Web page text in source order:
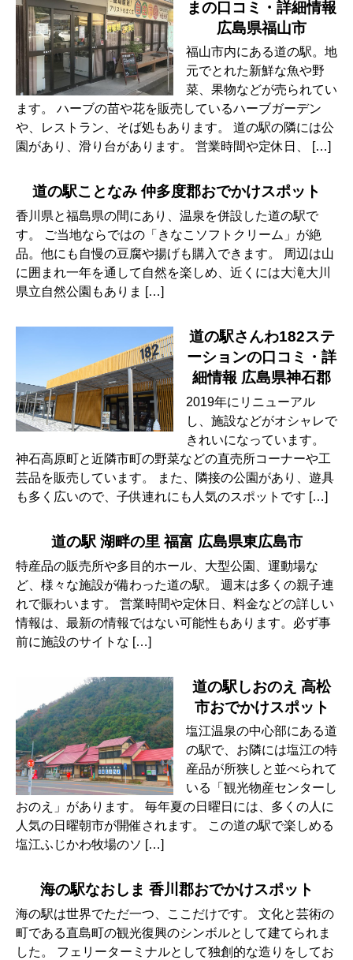
まの口コミ・詳細情報
広島県福山市
福山市内にある道の駅。地
元でとれた新鮮な魚や野
菜、果物などが売られてい
ます。 ハーブの苗や花を販売しているハーブガーデン
や、レストラン、そば処もあります。 道の駅の隣には公
園があり、滑り台があります。 営業時間や定休日、 […]
道の駅ことなみ 仲多度郡おでかけスポット
香川県と福島県の間にあり、温泉を併設した道の駅で
す。 ご当地ならではの「きなこソフトクリーム」が絶
品。他にも自慢の豆腐や揚げも購入できます。 周辺は山
に囲まれ一年を通して自然を楽しめ、近くには大滝大川
県立自然公園もありま […]
道の駅さんわ182ステ
ーションの口コミ・詳
細情報 広島県神石郡
2019年にリニューアル
し、施設などがオシャレで
きれいになっています。
神石高原町と近隣市町の野菜などの直売所コーナーや工
芸品を販売しています。 また、隣接の公園があり、遊具
も多く広いので、子供連れにも人気のスポットです […]
道の駅 湖畔の里 福富 広島県東広島市
特産品の販売所や多目的ホール、大型公園、運動場な
ど、様々な施設が備わった道の駅。 週末は多くの親子連
れで賑わいます。 営業時間や定休日、料金などの詳しい
情報は、最新の情報ではない可能性もあります。必ず事
前に施設のサイトな […]
道の駅しおのえ 高松
市おでかけスポット
塩江温泉の中心部にある道
の駅で、お隣には塩江の特
産品が所狭しと並べられて
いる「観光物産センターし
おのえ」があります。 毎年夏の日曜日には、多くの人に
人気の日曜朝市が開催されます。 この道の駅で楽しめる
塩江ふじかわ牧場のソ […]
海の駅なおしま 香川郡おでかけスポット
海の駅は世界でただ一つ、ここだけです。 文化と芸術の
町である直島町の観光復興のシンボルとして建てられま
した。 フェリーターミナルとして独創的な造りをしてお